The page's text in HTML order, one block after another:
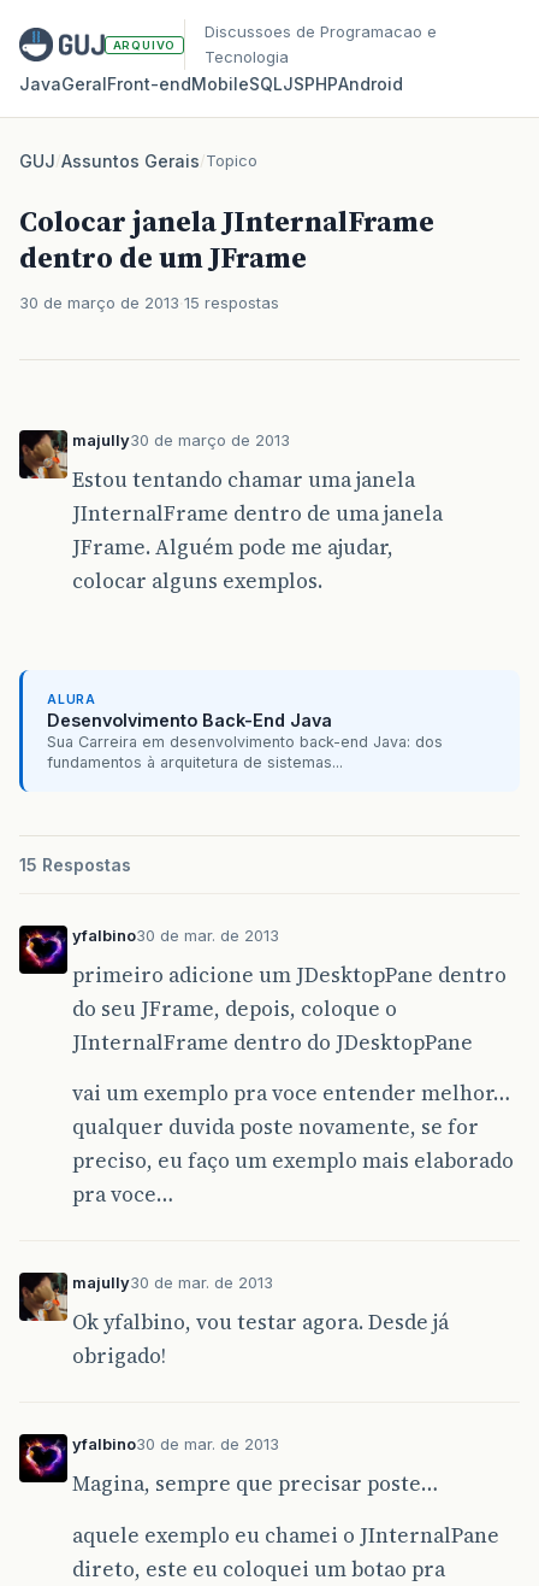
ARQUIVO
Discussoes de Programacao e
Tecnologia
JavaGeralFront‑endMobileSQLJSPHPAndroid
GUJ/Assuntos Gerais/Topico
Colocar janela JInternalFrame
dentro de um JFrame
30 de março de 2013 15 respostas
majully30 de março de 2013
Estou tentando chamar uma janela
JInternalFrame dentro de uma janela
JFrame. Alguém pode me ajudar,
colocar alguns exemplos.
ALURA
Desenvolvimento Back-End Java
Sua Carreira em desenvolvimento back-end Java: dos
fundamentos à arquitetura de sistemas...
15 Respostas
yfalbino30 de mar. de 2013
primeiro adicione um JDesktopPane dentro
do seu JFrame, depois, coloque o
JInternalFrame dentro do JDesktopPane
vai um exemplo pra voce entender melhor…
qualquer duvida poste novamente, se for
preciso, eu faço um exemplo mais elaborado
pra voce…
majully30 de mar. de 2013
Ok yfalbino, vou testar agora. Desde já
obrigado!
yfalbino30 de mar. de 2013
Magina, sempre que precisar poste…
aquele exemplo eu chamei o JInternalPane
direto, este eu coloquei um botao pra